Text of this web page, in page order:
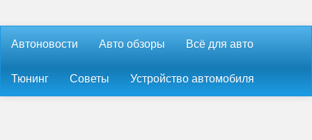
Автоновости Авто обзоры Всё для авто
Тюнинг Советы Устройство автомобиля